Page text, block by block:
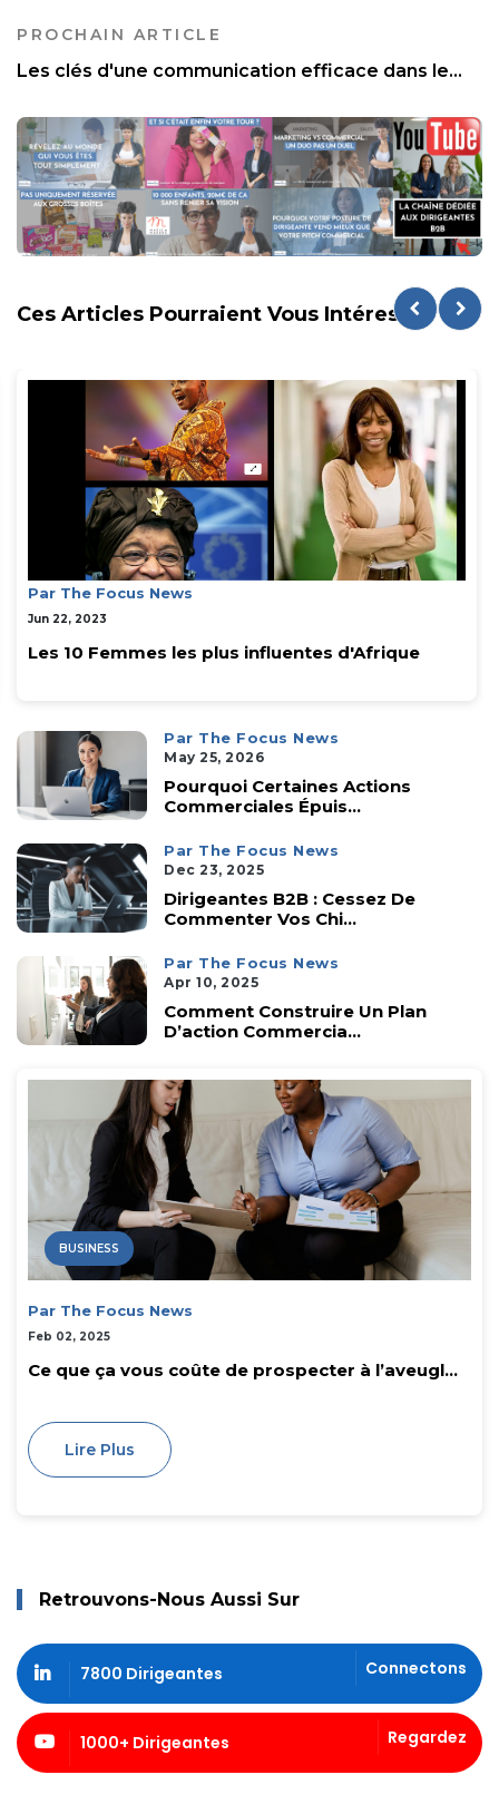
PROCHAIN ARTICLE
Les clés d'une communication efficace dans le...
Ces Articles Pourraient Vous Intéresser
Par The Focus News
Jun 22, 2023
Les 10 Femmes les plus influentes d'Afrique
Par The Focus News
May 25, 2026
Pourquoi Certaines Actions
Commerciales Épuis...
Par The Focus News
Dec 23, 2025
Dirigeantes B2B : Cessez De
Commenter Vos Chi...
Par The Focus News
Apr 10, 2025
Comment Construire Un Plan
D’action Commercia...
BUSINESS
Par The Focus News
Feb 02, 2025
Ce que ça vous coûte de prospecter à l’aveugl...
Lire Plus
Retrouvons-Nous Aussi Sur
7800 Dirigeantes Connectons
1000+ Dirigeantes Regardez